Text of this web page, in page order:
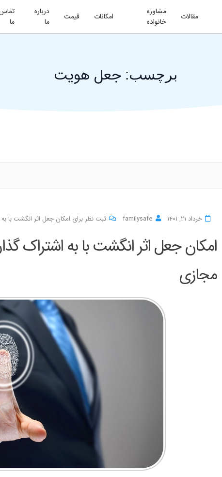
مقالات
مشاوره
خانواده
امکانات قیمت
درباره
ما
ما
برچسب:جعل هویت
خرداد 21, 1401 familysafe ثبت نظر برای امکان جعل اثر انگشت
امکان جعل اثر انگشت با به
مجازی